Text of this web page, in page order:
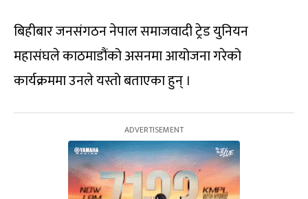
बिहीबार जनसंगठन नेपाल समाजवादी ट्रेड युनियन
महासंघले काठमाडौंको असनमा आयोजना गरेको
कार्यक्रममा उनले यस्तो बताएका हुन् ।